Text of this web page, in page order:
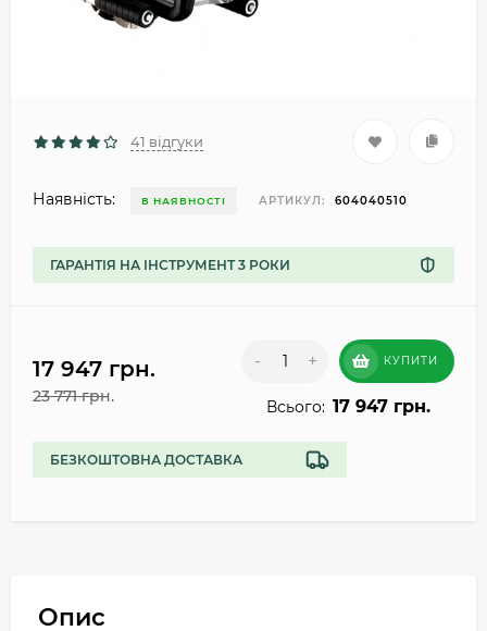
41 відгуки
Наявність: В НАЯВНОСТІ АРТИКУЛ: 604040510
ГАРАНТІЯ НА ІНСТРУМЕНТ 3 РОКИ
17 947 грн.
23 771 грн.
- + КУПИТИ
Всього: 17 947 грн.
БЕЗКОШТОВНА ДОСТАВКА
Опис